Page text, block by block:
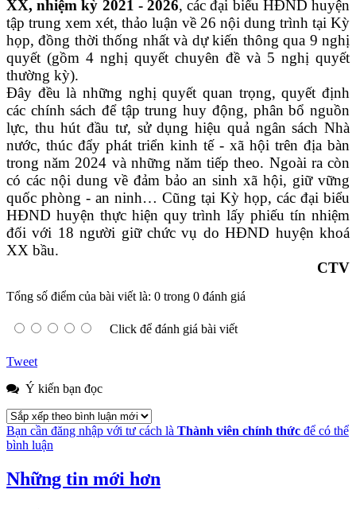
XX, nhiệm kỳ 2021 - 2026, các đại biểu HĐND huyện
tập trung xem xét, thảo luận về 26 nội dung trình tại Kỳ
họp, đồng thời thống nhất và dự kiến thông qua 9 nghị
quyết (gồm 4 nghị quyết chuyên đề và 5 nghị quyết
thường kỳ).
Đây đều là những nghị quyết quan trọng, quyết định
các chính sách để tập trung huy động, phân bổ nguồn
lực, thu hút đầu tư, sử dụng hiệu quả ngân sách Nhà
nước, thúc đẩy phát triển kinh tế - xã hội trên địa bàn
trong năm 2024 và những năm tiếp theo. Ngoài ra còn
có các nội dung về đảm bảo an sinh xã hội, giữ vững
quốc phòng - an ninh… Cũng tại Kỳ họp, các đại biểu
HĐND huyện thực hiện quy trình lấy phiếu tín nhiệm
đối với 18 người giữ chức vụ do HĐND huyện khoá
XX bầu.
CTV
Tổng số điểm của bài viết là: 0 trong 0 đánh giá
Click để đánh giá bài viết
Tweet
Ý kiến bạn đọc
Bạn cần đăng nhập với tư cách là Thành viên chính thức để có thể
bình luận
Những tin mới hơn